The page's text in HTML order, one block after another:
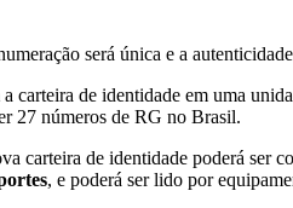
será única e a
carteira de identidade em uma
27 números de RG no Brasil.
carteira de identidade poderá ser
, e poderá ser lido por